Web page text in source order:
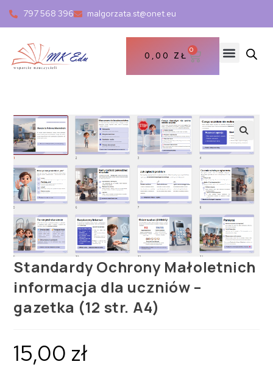
797 568 396 malgorzata.st@onet.eu
0,00 ZŁ
0
Standardy Ochrony Małoletnich
informacja dla uczniów –
gazetka (12 str. A4)
15,00 zł